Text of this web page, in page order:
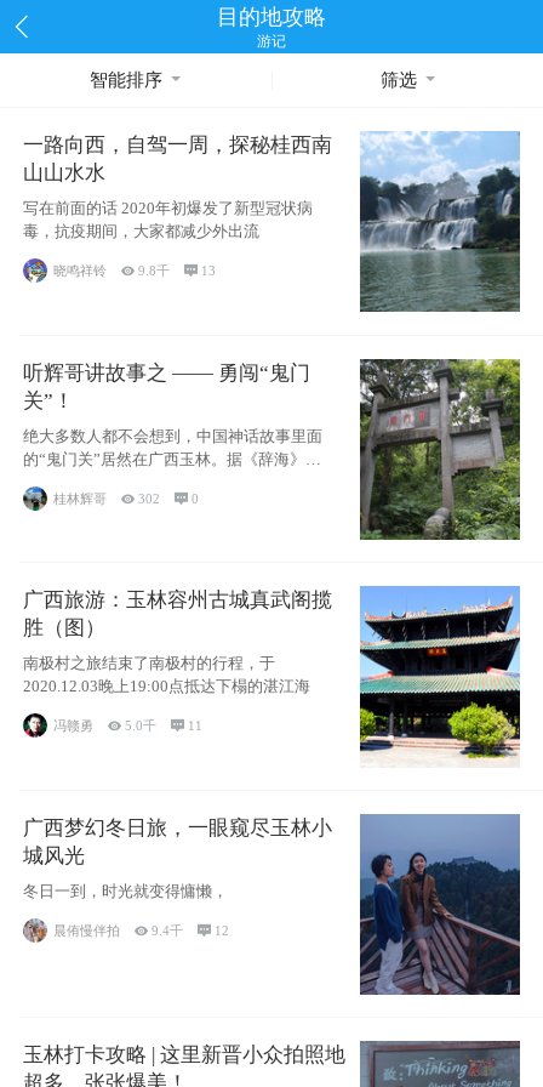
目的地攻略
游记
智能排序 筛选
一路向西，自驾一周，探秘桂西南
山山水水
写在前面的话 2020年初爆发了新型冠状病
毒，抗疫期间，大家都减少外出流
晓鸣祥铃 9.8千  13
听辉哥讲故事之 —— 勇闯“鬼门
关”！
绝大多数人都不会想到，中国神话故事里面
的“鬼门关”居然在广西玉林。据《辞海》记
桂林辉哥  302 0
广西旅游：玉林容州古城真武阁揽
胜（图）
南极村之旅结束了南极村的行程，于
2020.12.03晚上19:00点抵达下榻的湛江海
冯赣勇 5.0千  11
广西梦幻冬日旅，一眼窥尽玉林小
城风光
冬日一到，时光就变得慵懒，
晨侑慢伴拍 9.4千  12
玉林打卡攻略 | 这里新晋小众拍照地